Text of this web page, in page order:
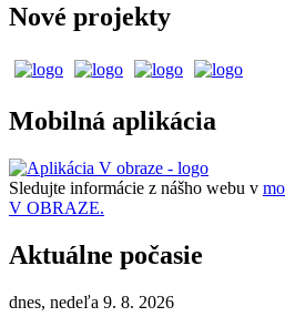
Nové projekty
Mobilná aplikácia
Sledujte informácie z nášho webu v
V OBRAZE.
Aktuálne počasie
dnes, nedeľa 9. 8. 2026